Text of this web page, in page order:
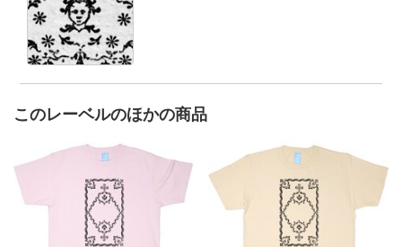
このレーベルのほかの商品